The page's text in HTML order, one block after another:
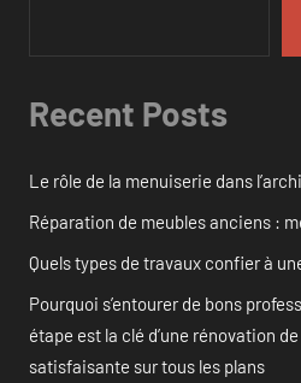
Recent Posts
Le rôle de la menuiserie dans
Réparation de meubles anciens :
Quels types de travaux confier à
Pourquoi s’entourer de bons
étape est la clé d’une rénovation
satisfaisante sur tous les plans